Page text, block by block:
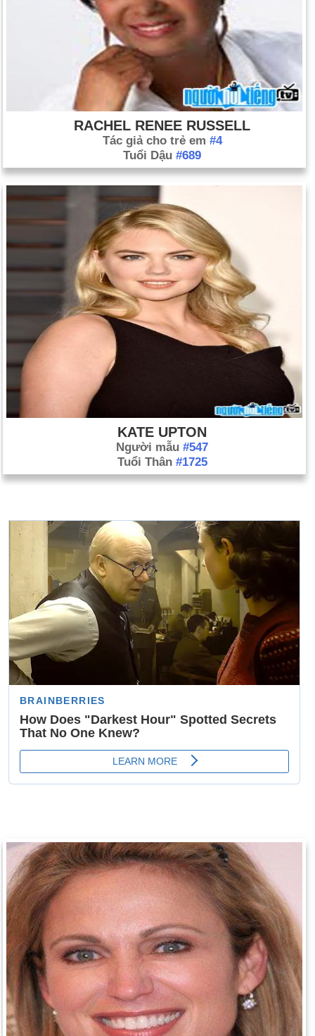
RACHEL RENEE RUSSELL
Tác giả cho trẻ em #4
Tuổi Dậu #689
KATE UPTON
Người mẫu #547
Tuổi Thân #1725